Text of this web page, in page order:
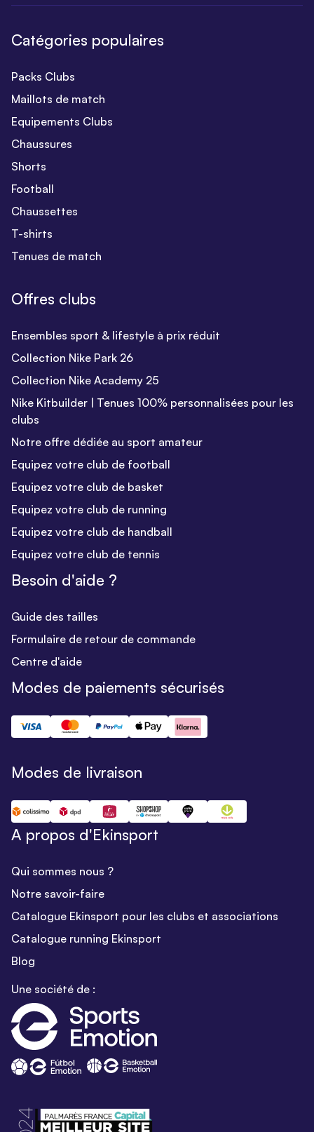
Catégories populaires
Packs Clubs
Maillots de match
Equipements Clubs
Chaussures
Shorts
Football
Chaussettes
T-shirts
Tenues de match
Offres clubs
Ensembles sport & lifestyle à prix réduit
Collection Nike Park 26
Collection Nike Academy 25
Nike Kitbuilder | Tenues 100% personnalisées pour les
clubs
Notre offre dédiée au sport amateur
Equipez votre club de football
Equipez votre club de basket
Equipez votre club de running
Equipez votre club de handball
Equipez votre club de tennis
Besoin d'aide ?
Guide des tailles
Formulaire de retour de commande
Centre d'aide
Modes de paiements sécurisés
Modes de livraison
A propos d'Ekinsport
Qui sommes nous ?
Notre savoir-faire
Catalogue Ekinsport pour les clubs et associations
Catalogue running Ekinsport
Blog
Une société de :